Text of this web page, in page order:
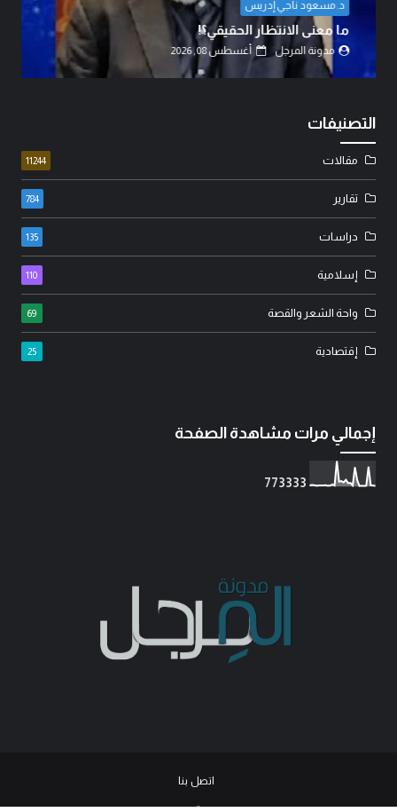
اتفاق الدفاع المشترك… قراءة
القوى.
مدونة المرجل أغسطس 07, 2026
التصنيفات
مقالات 11244
تقارير 784
دراسات 135
إسلامية 110
واحة الشعر والقصة 69
إقتصادية 25
إجمالي مرات مشاهدة الصفحة
773333
اتصل بنا